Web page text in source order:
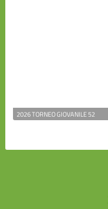
2026 TORNEO GIOVANILE 52